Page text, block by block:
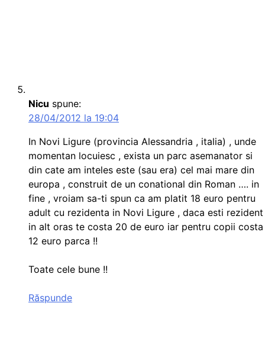
Nicu spune:
28/04/2012 la 19:04
In Novi Ligure (provincia Alessandria , italia) , unde
momentan locuiesc , exista un parc asemanator si
din cate am inteles este (sau era) cel mai mare din
europa , construit de un conational din Roman …. in
fine , vroiam sa-ti spun ca am platit 18 euro pentru
adult cu rezidenta in Novi Ligure , daca esti rezident
in alt oras te costa 20 de euro iar pentru copii costa
12 euro parca !!
Toate cele bune !!
Răspunde